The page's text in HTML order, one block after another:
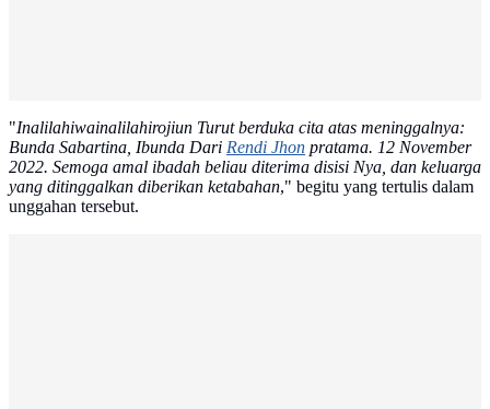
"Inalilahiwainalilahirojiun Turut berduka cita atas meninggalnya:
Bunda Sabartina, Ibunda Dari Rendi Jhon pratama. 12 November
2022. Semoga amal ibadah beliau diterima disisi Nya, dan keluarga
yang ditinggalkan diberikan ketabahan," begitu yang tertulis dalam
unggahan tersebut.